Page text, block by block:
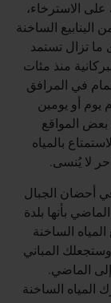
الاسترخاء،
الينابيع الساخنة
ما تزال تستمد
منذ مئات
في المرافق
يوم أو يومين
بعض المواقع
بالمياه
لا يُنسى.
أحضان الجبال
بأنها بلدة
الساخنة
المباني
الماضي.
المياه الساخنة